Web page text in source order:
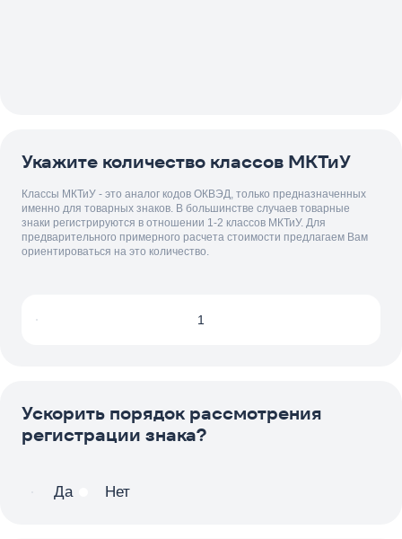
Укажите количество классов МКТиУ
Классы МКТиУ - это аналог кодов ОКВЭД, только предназначенных
именно для товарных знаков. В большинстве случаев товарные
знаки регистрируются в отношении 1-2 классов МКТиУ. Для
предварительного примерного расчета стоимости предлагаем Вам
ориентироваться на это количество.
Ускорить порядок рассмотрения
регистрации знака?
Да Нет